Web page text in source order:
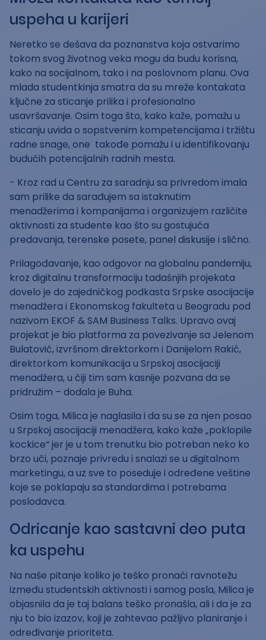
uspeha u karijeri
Neretko se dešava da poznanstva koja ostvarimo
tokom svog životnog veka mogu da budu korisna,
kako na socijalnom, tako i na poslovnom planu. Ova
mlada studentkinja smatra da su mreže kontakata
ključne za sticanje prilika i profesionalno
usavršavanje. Osim toga što, kako kaže, pomažu u
sticanju uvida o sopstvenim kompetencijama i tržištu
radne snage, one takođe pomažu i u identifikovanju
budućih potencijalnih radnih mesta.
- Kroz rad u Centru za saradnju sa privredom imala
sam prilike da sarađujem sa istaknutim
menadžerima i kompanijama i organizujem različite
aktivnosti za studente kao što su gostujuća
predavanja, terenske posete, panel diskusije i slično.
Prilagođavanje, kao odgovor na globalnu pandemiju,
kroz digitalnu transformaciju tadašnjih projekata
dovelo je do zajedničkog podkasta Srpske asocijacije
menadžera i Ekonomskog fakulteta u Beogradu pod
nazivom EKOF & SAM Business Talks. Upravo ovaj
projekat je bio platforma za povezivanje sa Jelenom
Bulatović, izvršnom direktorkom i Danijelom Rakić,
direktorkom komunikacija u Srpskoj asocijaciji
menadžera, u čiji tim sam kasnije pozvana da se
pridružim – dodala je Buha.
Osim toga, Milica je naglasila i da su se za njen posao
u Srpskoj asocijaciji menadžera, kako kaže „poklopile
kockice“ jer je u tom trenutku bio potreban neko ko
brzo uči, poznaje privredu i snalazi se u digitalnom
marketingu, a uz sve to poseduje i određene veštine
koje se poklapaju sa standardima i potrebama
poslodavca.
Odricanje kao sastavni deo puta
ka uspehu
Na naše pitanje koliko je teško pronaći ravnotežu
između studentskih aktivnosti i samog posla, Milica je
objasnila da je taj balans teško pronašla, ali i da je za
nju to bio izazov, koji je zahtevao pažljivo planiranje i
određivanje prioriteta.